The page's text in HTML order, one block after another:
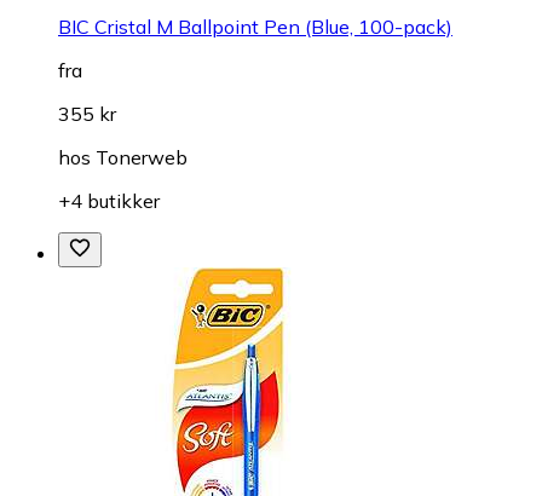
BIC Cristal M Ballpoint Pen (Blue, 100-pack)
fra
355 kr
hos Tonerweb
+4 butikker